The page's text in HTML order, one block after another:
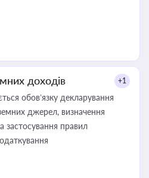
доходів +1
обов’язку декларування
джерел, визначення
застосування правил